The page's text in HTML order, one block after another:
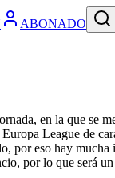
ABONADO
en la que se
League de
por eso hay
por lo que será